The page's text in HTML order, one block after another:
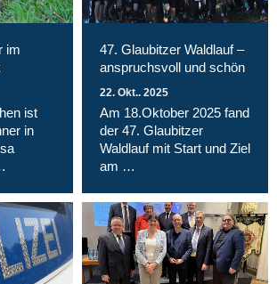
im
ist
in
47. Glaubitzer Waldlauf –
anspruchsvoll und schön
22. Okt.. 2025
Am 18.Oktober 2025 fand
der 47. Glaubitzer
Waldlauf mit Start und Ziel
am …